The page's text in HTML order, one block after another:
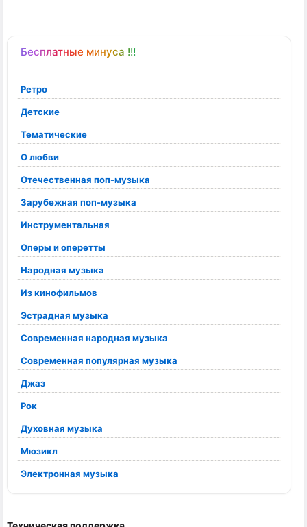
Бесплатные минуса !!!
Ретро
Детские
Тематические
О любви
Отечественная поп-музыка
Зарубежная поп-музыка
Инструментальная
Оперы и оперетты
Народная музыка
Из кинофильмов
Эстрадная музыка
Современная народная музыка
Современная популярная музыка
Джаз
Рок
Духовная музыка
Мюзикл
Электронная музыка